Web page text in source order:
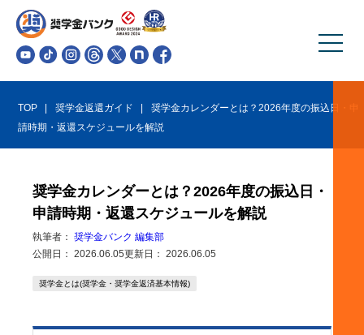
TOP 奨学金返還ガイド
奨学金カレンダーとは？2026年度の振込日・申
請時期・返還スケジュールを解説
奨学金カレンダーとは？2026年度の振込日・
申請時期・返還スケジュールを解説
執筆者： 奨学金バンク 編集部
公開日： 2026.06.05更新日： 2026.06.05
奨学金とは(奨学金・奨学金返済基本情報)